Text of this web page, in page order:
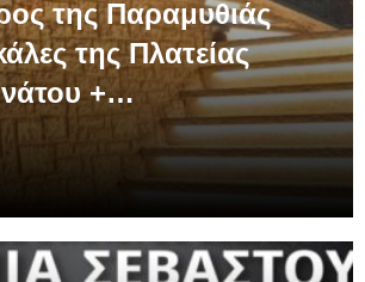
της Παραμυθιάς
της Πλατείας
+…